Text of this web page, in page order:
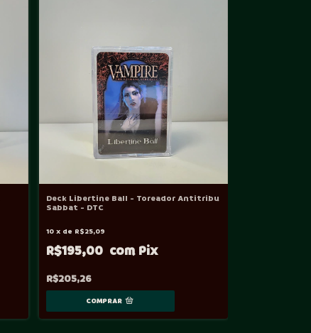
Deck Libertine Ball - Toreador Antitribu
Sabbat - DTC
R$205,26
R$195,00
10 x de R$25,09